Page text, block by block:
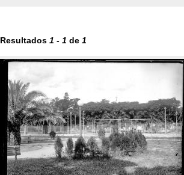
Resultados 1 - 1 de 1